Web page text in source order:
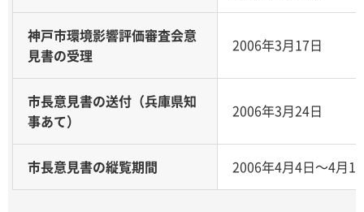
神戸市環境影響評価審査会意
見書の受理
2006年3月17日
市長意見書の送付（兵庫県知
事あて）
2006年3月24日
市長意見書の縦覧期間 2006年4月4日～4月